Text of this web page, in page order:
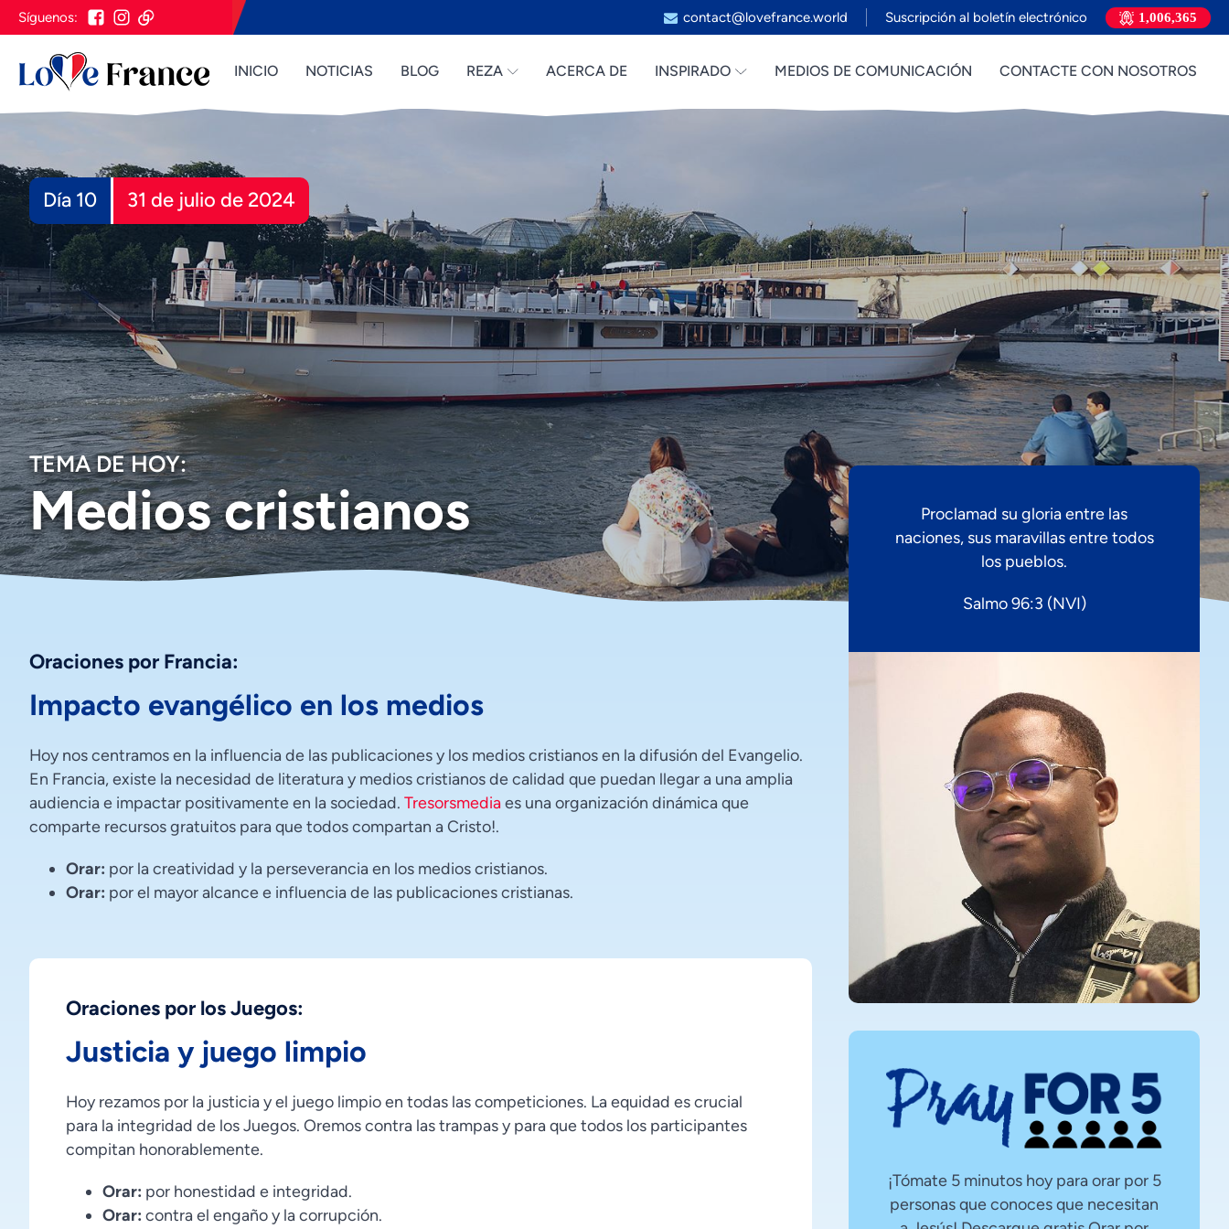
Síguenos: contact@lovefrance.world Suscripción al boletín electrónico 1,006,365
INICIO NOTICIAS BLOG REZA ACERCA DE INSPIRADO MEDIOS DE COMUNICACIÓN CONTACTE CON NOSOTROS
Día 10 31 de julio de 2024
TEMA DE HOY:
Medios cristianos
Oraciones por Francia:
Impacto evangélico en los medios
Hoy nos centramos en la influencia de las publicaciones y los medios cristianos en la difusión del Evangelio.
En Francia, existe la necesidad de literatura y medios cristianos de calidad que puedan llegar a una amplia
audiencia e impactar positivamente en la sociedad. Tresorsmediaes una organización dinámica que
comparte recursos gratuitos para que todos compartan a Cristo!.
Orar: por la creatividad y la perseverancia en los medios cristianos.
Orar: por el mayor alcance e influencia de las publicaciones cristianas.
Oraciones por los Juegos:
Justicia y juego limpio
Hoy rezamos por la justicia y el juego limpio en todas las competiciones. La equidad es crucial
para la integridad de los Juegos. Oremos contra las trampas y para que todos los participantes
compitan honorablemente.
Orar: por honestidad e integridad.
Orar: contra el engaño y la corrupción.
Proclamad su gloria entre las
naciones, sus maravillas entre todos
los pueblos.
Salmo 96:3 (NVI)
¡Tómate 5 minutos hoy para orar por 5
personas que conoces que necesitan